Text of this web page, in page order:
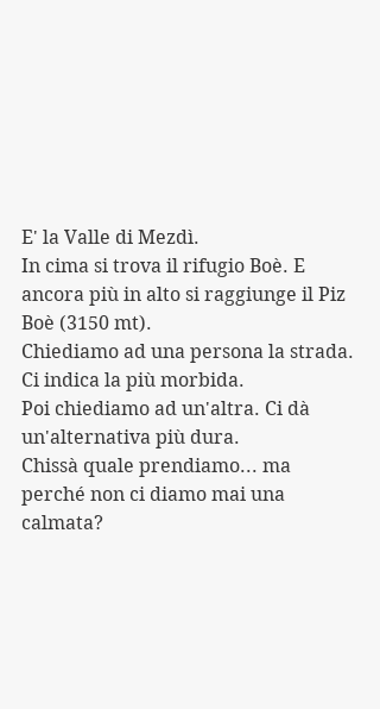
E' la Valle di Mezdì.
In cima si trova il rifugio Boè. E
ancora più in alto si raggiunge il Piz
Boè (3150 mt).
Chiediamo ad una persona la strada.
Ci indica la più morbida.
Poi chiediamo ad un'altra. Ci dà
un'alternativa più dura.
Chissà quale prendiamo... ma
perché non ci diamo mai una
calmata?